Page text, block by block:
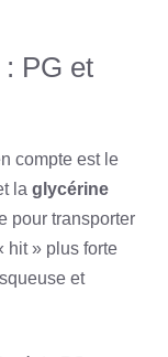
PG et
compte est le
la glycérine
pour transporter
hit » plus forte
et